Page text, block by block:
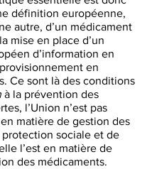
définition européenne,
autre, d’un médicament
mise en place d’un
d’information en
en
Ce sont là des conditions
à la prévention des
l’Union n’est pas
matière de gestion des
protection sociale et de
l’est en matière de
des médicaments.